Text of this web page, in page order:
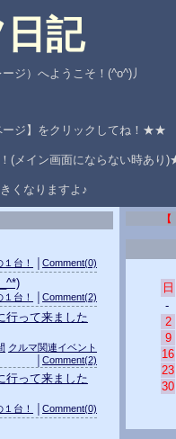
記
ジ）へようこそ！(^o^)丿
ージ】をクリックしてね！★★
(メイン画面にならない時あり
くなりますよ♪
台！
Comment(0)
台！
Comment(2)
行って来ました
クルマ関連イベント
Comment(2)
行って来ました
台！ Comment(0)
日
-
2
9
16
23
30